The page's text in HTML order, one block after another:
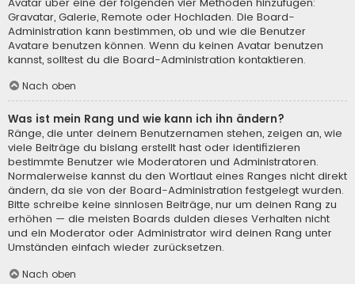
Gravatar, Galerie, Remote oder Hochladen. Die Board-
Administration kann bestimmen, ob und wie die Benutzer
Avatare benutzen können. Wenn du keinen Avatar benutzen
kannst, solltest du die Board-Administration kontaktieren.
Nach oben
Was ist mein Rang und wie kann ich ihn ändern?
Ränge, die unter deinem Benutzernamen stehen, zeigen an, wie
viele Beiträge du bislang erstellt hast oder identifizieren
bestimmte Benutzer wie Moderatoren und Administratoren.
Normalerweise kannst du den Wortlaut eines Ranges nicht direkt
ändern, da sie von der Board-Administration festgelegt wurden.
Bitte schreibe keine sinnlosen Beiträge, nur um deinen Rang zu
erhöhen — die meisten Boards dulden dieses Verhalten nicht
und ein Moderator oder Administrator wird deinen Rang unter
Umständen einfach wieder zurücksetzen.
Nach oben